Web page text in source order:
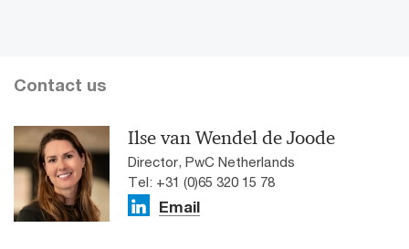
Contact us
Ilse van Wendel de Joode
Director, PwC Netherlands
Tel: +31 (0)65 320 15 78
Email